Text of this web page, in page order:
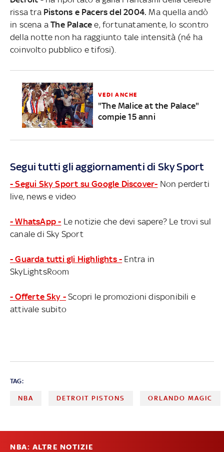
rissa tra Pistons e Pacers del 2004. Ma quella andò
in scena aThe Palace e, fortunatamente, lo scontro
della notte non ha raggiunto tale intensità (né ha
coinvolto pubblico e tifosi).
VEDI ANCHE
"The Malice at the Palace"
compie 15 anni
Segui tutti gli aggiornamenti di Sky Sport
- Segui Sky Sport su Google Discover- Non perderti
live, news e video
- WhatsApp - Le notizie che devi sapere? Le trovi sul
canale di Sky Sport
- Guarda tutti gli Highlights - Entra in
SkyLightsRoom
- Offerte Sky - Scopri le promozioni disponibili e
attivale subito
TAG:
NBA DETROIT PISTONS ORLANDO MAGIC
NBA: ALTRE NOTIZIE